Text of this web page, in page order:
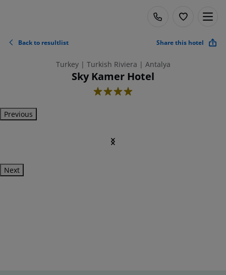
Back to resultlist Share this hotel
Turkey | Turkish Riviera | Antalya
Sky Kamer Hotel
4
Previous
Next